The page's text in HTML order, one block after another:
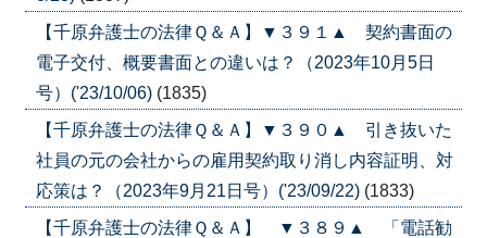
【千原弁護士の法律Ｑ＆Ａ】▼３９１▲ 契約書面の
電子交付、概要書面との違いは？（2023年10月5日
号）('23/10/06) (1835)
【千原弁護士の法律Ｑ＆Ａ】▼３９０▲ 引き抜いた
社員の元の会社からの雇用契約取り消し内容証明、対
応策は？（2023年9月21日号）('23/09/22) (1833)
【千原弁護士の法律Ｑ＆Ａ】 ▼３８９▲ 「電話勧